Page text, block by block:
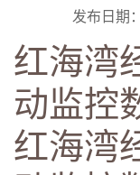
发布日期
红海湾
动监控
红海湾